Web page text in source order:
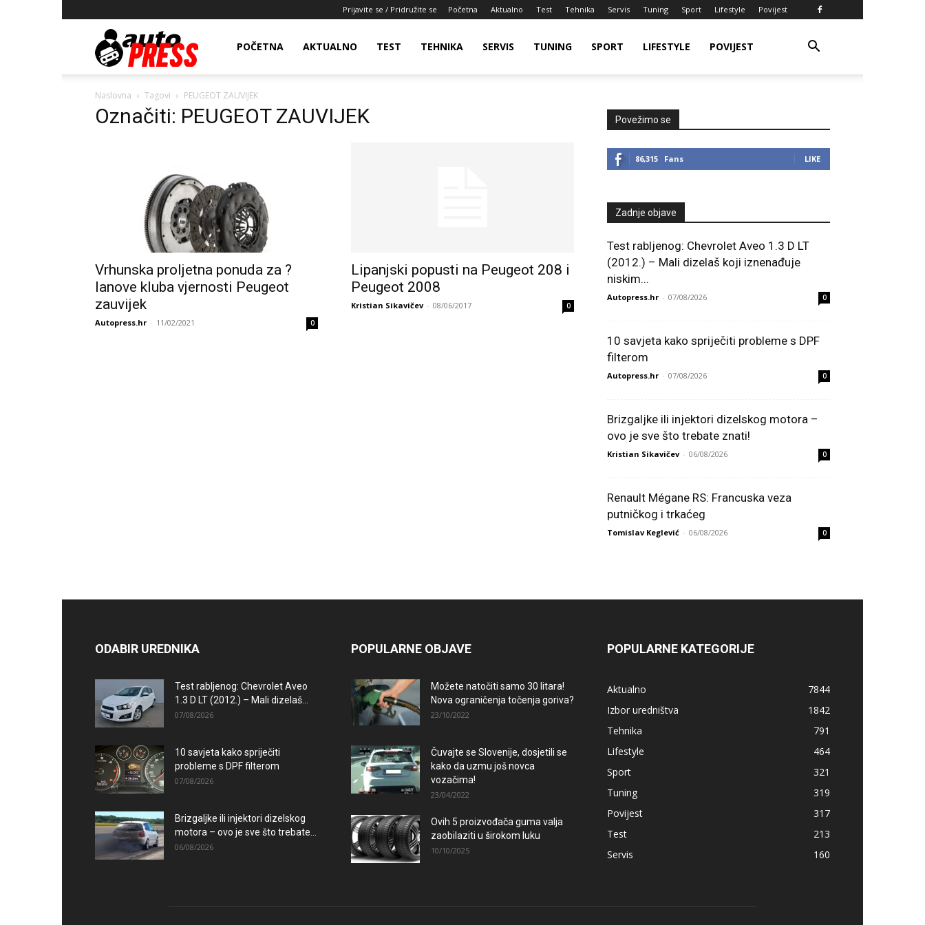
Prijavite se / Pridružite se Početna Aktualno Test Tehnika Servis Tuning Sport Lifestyle Povijest
AutopressHRPOČETNA AKTUALNO TEST TEHNIKA SERVIS TUNING SPORT LIFESTYLE POVIJEST
Naslovna Tagovi PEUGEOT ZAUVIJEK
Označiti: PEUGEOT ZAUVIJEK
Vrhunska proljetna ponuda za ?
lanove kluba vjernosti Peugeot
zauvijek
Autopress.hr - 11/02/2021 0
Lipanjski popusti na Peugeot 208 i
Peugeot 2008
Kristian Sikavičev - 08/06/2017 0
Povežimo se
86,315 Fans LIKE
Zadnje objave
Test rabljenog: Chevrolet Aveo 1.3 D LT
(2012.) – Mali dizelaš koji iznenađuje
niskim...
Autopress.hr - 07/08/2026 0
10 savjeta kako spriječiti probleme s DPF
filterom
Autopress.hr - 07/08/2026 0
Brizgaljke ili injektori dizelskog motora –
ovo je sve što trebate znati!
Kristian Sikavičev - 06/08/2026 0
Renault Mégane RS: Francuska veza
putničkog i trkaćeg
Tomislav Keglević - 06/08/2026 0
ODABIR UREDNIKA
Test rabljenog: Chevrolet Aveo
1.3 D LT (2012.) – Mali dizelaš...
07/08/2026
10 savjeta kako spriječiti
probleme s DPF filterom
07/08/2026
Brizgaljke ili injektori dizelskog
motora – ovo je sve što trebate...
06/08/2026
POPULARNE OBJAVE
Možete natočiti samo 30 litara!
Nova ograničenja točenja goriva?
23/10/2022
Čuvajte se Slovenije, dosjetili se
kako da uzmu još novca
vozačima!
23/04/2022
Ovih 5 proizvođača guma valja
zaobilaziti u širokom luku
10/10/2025
POPULARNE KATEGORIJE
Aktualno
7844
Izbor uredništva
1842
Tehnika
791
Lifestyle
464
Sport
321
Tuning
319
Povijest
317
Test
213
Servis
160